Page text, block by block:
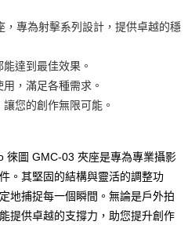
彰化商業銀行
兆豐國際商業銀行
台中商業銀行
華泰商業銀行
遠東國際商業銀行
中國信託商業銀行
台北富邦商業銀行
兆豐國際商業銀行
台中商業銀行
永豐商業銀行
星展（台灣）商業銀行
21家銀行
第一商業銀行
台北富邦商業銀行
兆豐國際商業銀行
遠東國際商業銀行
永豐商業銀行
星展（台灣）商業銀行
中國信託商業銀行
第一商業銀行
彰化商業銀行
匯豐（台灣）商業銀行
聯邦商業銀行
元大商業銀行
玉山商業銀行
台新國際商業銀行
專為射擊系列設計，提供卓越的穩
達到最佳效果。
，滿足各種需求。
您的創作無限可能。
徠圖 GMC-03 夾座是專為專業攝影
。其堅固的結構與靈活的調整功
地捕捉每一個瞬間。無論是戶外拍
提供卓越的支撐力，助您提升創作